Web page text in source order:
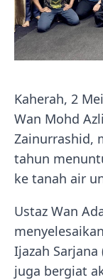
Kaherah, 2
Wan Mohd
Zainurrashid,
tahun
ke tanah air
Ustaz Wan
Ijazah
juga bergiat